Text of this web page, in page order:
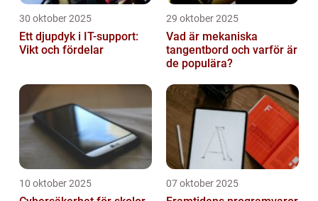
30 oktober 2025
Ett djupdyk i IT-support:
Vikt och fördelar
29 oktober 2025
Vad är mekaniska
tangentbord och varför är
de populära?
10 oktober 2025 07 oktober 2025